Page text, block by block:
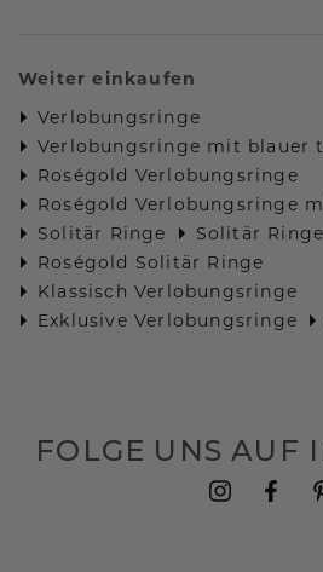
Weiter einkaufen
Verlobungsringe
Verlobungsringe mit blauer
Roségold Verlobungsringe
Roségold Verlobungsringe
Solitär Ringe
Solitär
Roségold Solitär Ringe
Klassisch Verlobungsringe
Exklusive Verlobungsringe
FOLGE UNS AUF